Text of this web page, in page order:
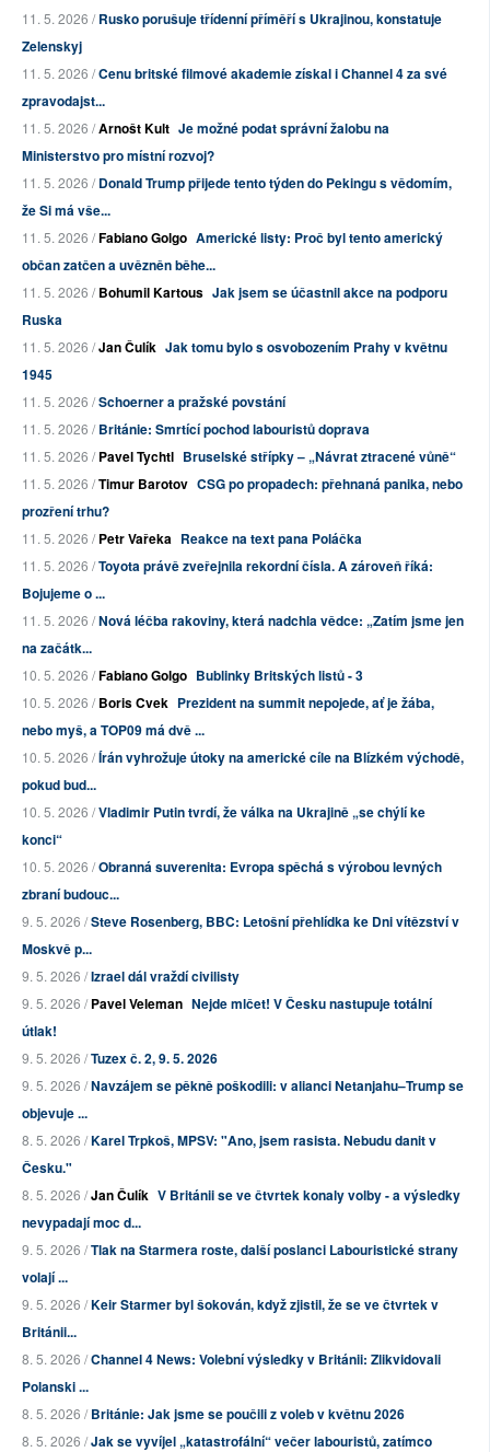
11. 5. 2026 /Rusko porušuje třídenní příměří s Ukrajinou, konstatuje
Zelenskyj
11. 5. 2026 /Cenu britské filmové akademie získal i Channel 4 za své
zpravodajst...
11. 5. 2026 /Arnošt Kult Je možné podat správní žalobu na
Ministerstvo pro místní rozvoj?
11. 5. 2026 /Donald Trump přijede tento týden do Pekingu s vědomím,
že Si má vše...
11. 5. 2026 /Fabiano Golgo Americké listy: Proč byl tento americký
občan zatčen a uvězněn běhe...
11. 5. 2026 /Bohumil Kartous Jak jsem se účastnil akce na podporu
Ruska
11. 5. 2026 /Jan Čulík Jak tomu bylo s osvobozením Prahy v květnu
1945
11. 5. 2026 /Schoerner a pražské povstání
11. 5. 2026 /Británie: Smrtící pochod labouristů doprava
11. 5. 2026 /Pavel Tychtl Bruselské střípky – „Návrat ztracené vůně“
11. 5. 2026 /Timur Barotov CSG po propadech: přehnaná panika, nebo
prozření trhu?
11. 5. 2026 /Petr Vařeka Reakce na text pana Poláčka
11. 5. 2026 /Toyota právě zveřejnila rekordní čísla. A zároveň říká:
Bojujeme o ...
11. 5. 2026 /Nová léčba rakoviny, která nadchla vědce: „Zatím jsme jen
na začátk...
10. 5. 2026 /Fabiano Golgo Bublinky Britských listů - 3
10. 5. 2026 /Boris Cvek Prezident na summit nepojede, ať je žába,
nebo myš, a TOP09 má dvě ...
10. 5. 2026 /Írán vyhrožuje útoky na americké cíle na Blízkém východě,
pokud bud...
10. 5. 2026 /Vladimir Putin tvrdí, že válka na Ukrajině „se chýlí ke
konci“
10. 5. 2026 /Obranná suverenita: Evropa spěchá s výrobou levných
zbraní budouc...
9. 5. 2026 /Steve Rosenberg, BBC: Letošní přehlídka ke Dni vítězství v
Moskvě p...
9. 5. 2026 /Izrael dál vraždí civilisty
9. 5. 2026 /Pavel Veleman Nejde mlčet! V Česku nastupuje totální
útlak!
9. 5. 2026 /Tuzex č. 2, 9. 5. 2026
9. 5. 2026 /Navzájem se pěkně poškodili: v alianci Netanjahu–Trump se
objevuje ...
8. 5. 2026 /Karel Trpkoš, MPSV: "Ano, jsem rasista. Nebudu danit v
Česku."
8. 5. 2026 /Jan Čulík V Británii se ve čtvrtek konaly volby - a výsledky
nevypadají moc d...
9. 5. 2026 /Tlak na Starmera roste, další poslanci Labouristické strany
volají ...
9. 5. 2026 /Keir Starmer byl šokován, když zjistil, že se ve čtvrtek v
Británii...
8. 5. 2026 /Channel 4 News: Volební výsledky v Británii: Zlikvidovali
Polanski ...
8. 5. 2026 /Británie: Jak jsme se poučili z voleb v květnu 2026
8. 5. 2026 /Jak se vyvíjel „katastrofální“ večer labouristů, zatímco